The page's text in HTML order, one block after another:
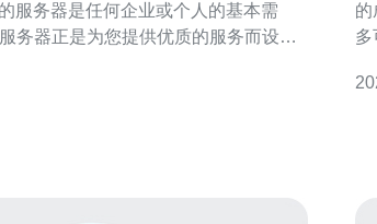
服务器是任何企业或个人的基本需
务器正是为您提供优质的服务而设计
定的网络连接。Nice服务器作为荷兰
的
多
适